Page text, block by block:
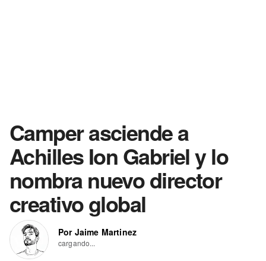
Camper asciende a
Achilles Ion Gabriel y lo
nombra nuevo director
creativo global
Por Jaime Martinez
cargando...